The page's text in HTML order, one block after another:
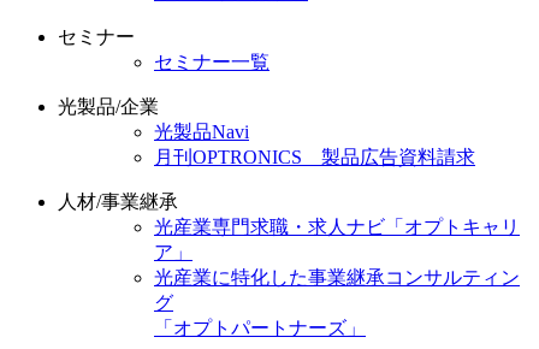
セミナー
セミナー一覧
光製品/企業
光製品Navi
月刊OPTRONICS 製品広告資料請求
人材/事業継承
光産業専門求職・求人ナビ「オプトキャリ
ア」
光産業に特化した事業継承コンサルティン
グ
「オプトパートナーズ」